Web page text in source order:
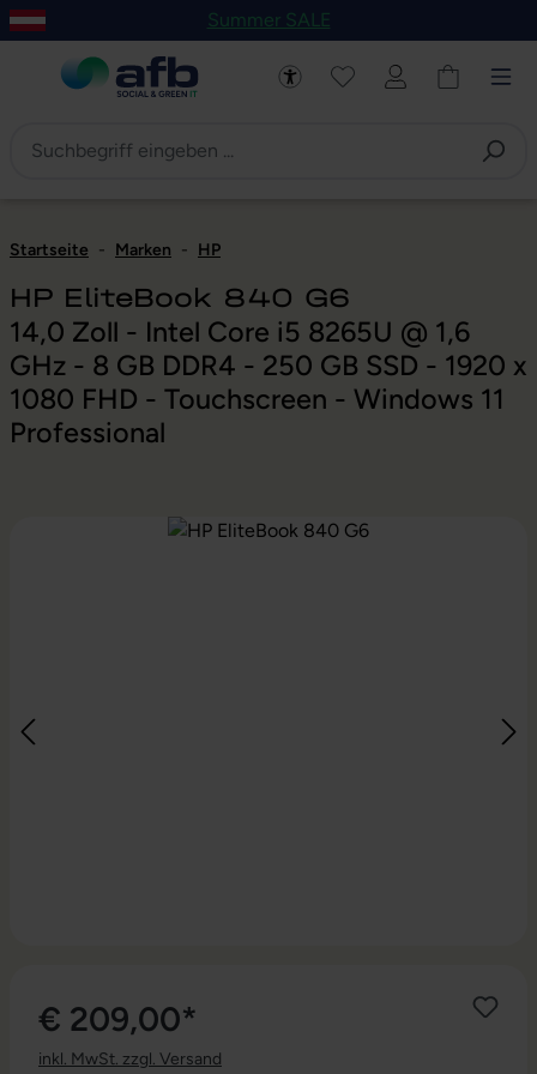
Hauptinhalt springen
Zur Navigation der B2B-Plattform springen
Summer SALE
Startseite - Marken - HP
HP EliteBook 840 G6
14,0 Zoll - Intel Core i5 8265U @ 1,6
GHz - 8 GB DDR4 - 250 GB SSD - 1920 x
1080 FHD - Touchscreen - Windows 11
Professional
Bildergalerie überspringen
€ 209,00*
inkl. MwSt. zzgl. Versand